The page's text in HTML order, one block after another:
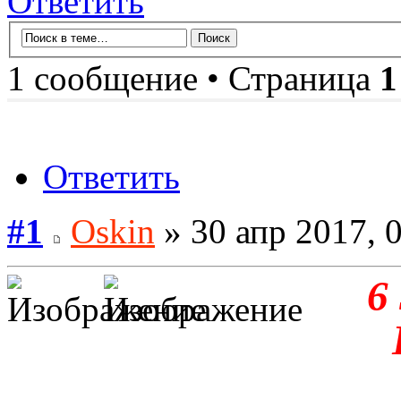
1 сообщение • Страница 1
Ответить
#1
Oskin » 30 апр 2017,